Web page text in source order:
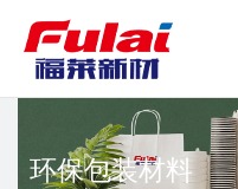
环保包装材料